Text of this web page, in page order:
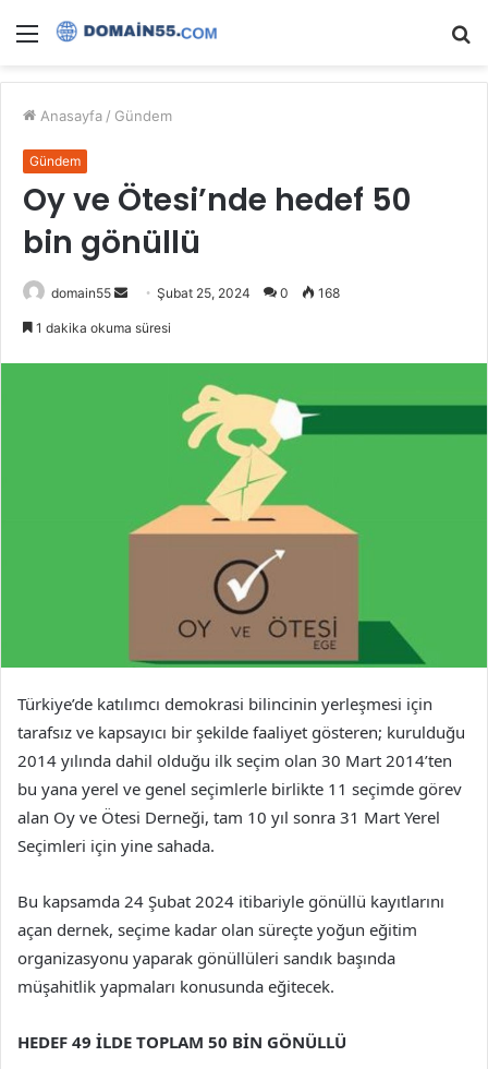
Menü
Anasayfa / Gündem
Gündem
Oy ve Ötesi’nde hedef 50
bin gönüllü
domain55
Bir
Şubat 25, 2024 0 168
1 dakika okuma süresi
Türkiye’de katılımcı demokrasi bilincinin yerleşmesi için
tarafsız ve kapsayıcı bir şekilde faaliyet gösteren; kurulduğu
2014 yılında dahil olduğu ilk seçim olan 30 Mart 2014’ten
bu yana yerel ve genel seçimlerle birlikte 11 seçimde görev
alan Oy ve Ötesi Derneği, tam 10 yıl sonra 31 Mart Yerel
Seçimleri için yine sahada.
Bu kapsamda 24 Şubat 2024 itibariyle gönüllü kayıtlarını
açan dernek, seçime kadar olan süreçte yoğun eğitim
organizasyonu yaparak gönüllüleri sandık başında
müşahitlik yapmaları konusunda eğitecek.
HEDEF 49 İLDE TOPLAM 50 BİN GÖNÜLLÜ